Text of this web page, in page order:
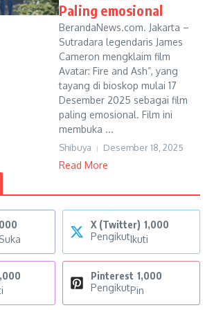
Paling emosional
BerandaNews.com. Jakarta –
Sutradara legendaris James
Cameron mengklaim film
Avatar: Fire and Ash”, yang
tayang di bioskop mulai 17
Desember 2025 sebagai film
paling emosional. Film ini
membuka ...
Shibuya Desember 18, 2025
Read More
Suka
X (Twitter) 1,000
PengikutIkuti
Pinterest 1,000
PengikutPin